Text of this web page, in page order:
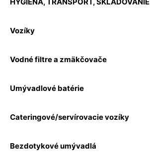
Vozíky
Vodné filtre a zmäkčovače
Umývadlové batérie
Cateringové/servírovacie vozíky
Bezdotykové umývadlá